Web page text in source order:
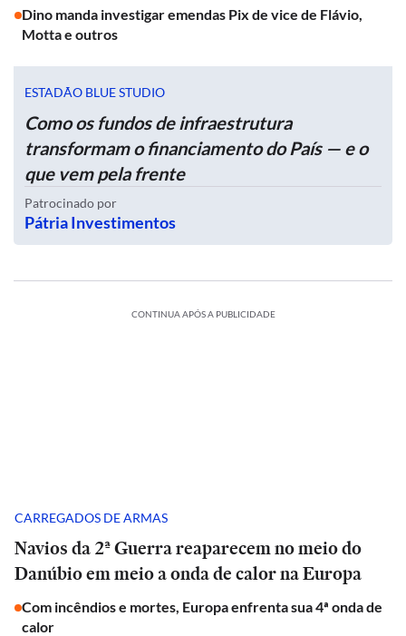
Dino manda investigar emendas Pix de vice de Flávio,
Motta e outros
ESTADÃO BLUE STUDIO
Como os fundos de infraestrutura
transformam o financiamento do País — e o
que vem pela frente
Patrocinado por
Pátria Investimentos
CONTINUA APÓS A PUBLICIDADE
CARREGADOS DE ARMAS
Navios da 2ª Guerra reaparecem no meio do
Danúbio em meio a onda de calor na Europa
Com incêndios e mortes, Europa enfrenta sua 4ª onda de
calor